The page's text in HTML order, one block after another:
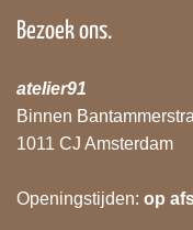
Bezoek ons.
atelier91
Binnen
1011 CJ Amsterdam
Openingstijden: op